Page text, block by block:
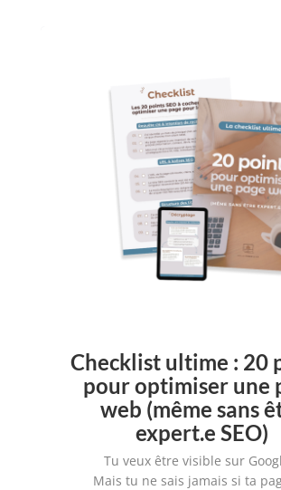
Checklist ultime : 20
pour optimiser une
web (même sans
expert.e SEO)
Tu veux être visible sur
Mais tu ne sais jamais si ta